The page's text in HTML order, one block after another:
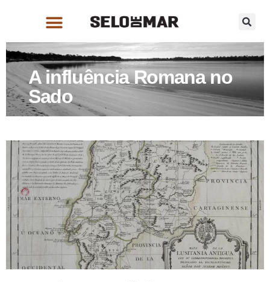
A influência Romana no
Sado